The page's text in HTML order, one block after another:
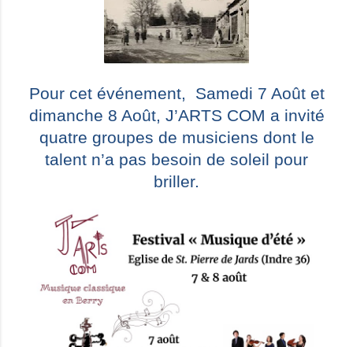
Pour cet événement, Samedi 7 Août et
dimanche 8 Août, J’ARTS COM a invité
quatre groupes de musiciens dont le
talent n’a pas besoin de soleil pour
briller.